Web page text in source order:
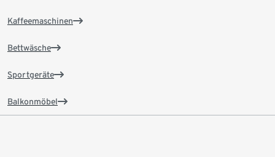
Kaffeemaschinen
Bettwäsche
Sportgeräte
Balkonmöbel